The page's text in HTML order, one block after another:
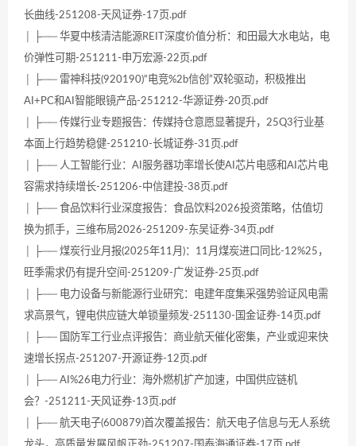
长曲线-251208-天风证券-17页.pdf
│ ├── 华夏中核清洁能源REIT深度价值分析：和田最大水电站，电
价弹性可期-251211-申万宏源-22页.pdf
│ ├── 雷神科技(920190)“电竞%2b信创”双轮驱动，积极推出
AI+PC和AI智能眼镜产品-251212-华源证券-20页.pdf
│ ├── 传媒行业专题报告：传媒持仓意愿显著提升，25Q3行业基
本面上行趋势稳健-251210-长城证券-31页.pdf
│ ├── 人工智能行业：AI服务器功率增长使AI芯片电感和AI芯片电
容需求持续增长-251206-中信建投-38页.pdf
│ ├── 食品饮料行业深度报告：食品饮料2026投资策略，估值切
换为抓手，三维布局2026-251209-东吴证券-34页.pdf
│ ├── 煤炭行业月报(2025年11月)：11月煤炭进口同比-12%25，
旺季需求仍有提升空间-251209-广发证券-25页.pdf
│ ├── 电力设备与新能源行业研究：电建年度集采强势验证风电需
求高景气，锂电供应链大单锁量频发-251130-国金证券-14页.pdf
│ ├── 国防军工行业点评报告：商业航天催化密集，产业或迎来快
速增长拐点-251207-开源证券-12页.pdf
│ ├── AI%26电力行业：海外燃机扩产加速，中国供应链机
会？-251211-天风证券-13页.pdf
│ ├── 航天电子(600879)首次覆盖报告：航天电子信息与无人系统